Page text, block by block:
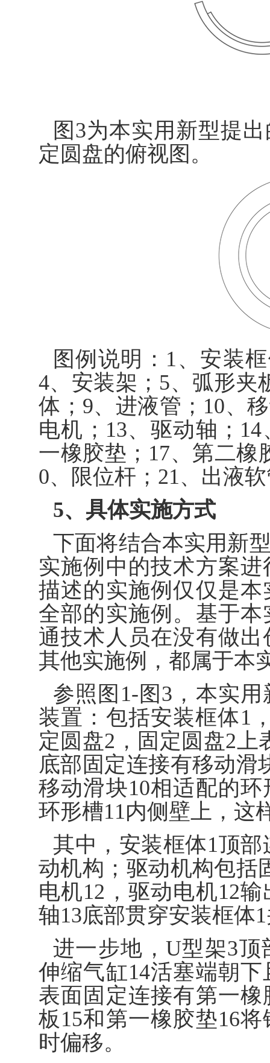
图3为本实用新型提
定圆盘的俯视图。
图例说明：1、安装
4、安装架；5、弧形夹
体；9、进液管；10、
电机；13、驱动轴；
一橡胶垫；17、第二橡
0、限位杆；21、出液
5、具体实施方式
下面将结合本实用新
实施例中的技术方案
描述的实施例仅仅是
全部的实施例。基于
通技术人员在没有做
其他实施例，都属于本
参照图1‑图3，本实
装置：包括安装框体1
定圆盘2，固定圆盘2上
底部固定连接有移动滑
移动滑块10相适配的
环形槽11内侧壁上，这
其中，安装框体1顶
动机构；驱动机构包括
电机12，驱动电机12
轴13底部贯穿安装框体
进一步地，U型架3顶
伸缩气缸14活塞端朝
表面固定连接有第一
板15和第一橡胶垫16
时偏移。